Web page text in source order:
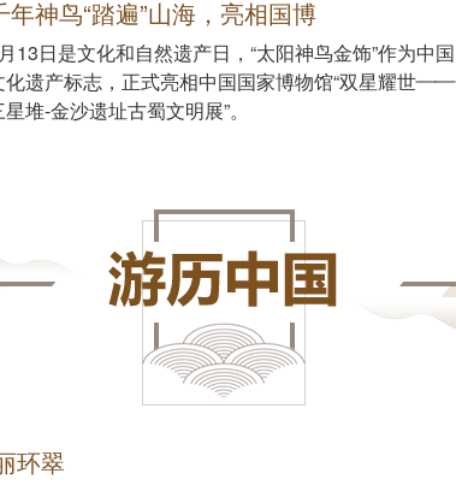
年神鸟“踏遍”山海，亮相国博
13日是文化和自然遗产日，“太阳神鸟金饰”作为中国
化遗产标志，正式亮相中国国家博物馆“双星耀世——
星堆-金沙遗址古蜀文明展”。
环翠